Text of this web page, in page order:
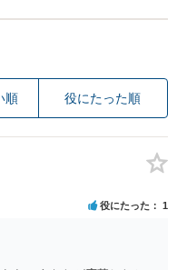
順 役にたった順
役にたった 1